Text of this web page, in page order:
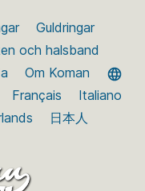
Guldringar
och halsband
Om Koman
Français
Italiano
日本人